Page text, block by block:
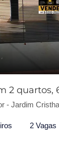
2 quartos,
Jardim Cristhais
2 Vagas